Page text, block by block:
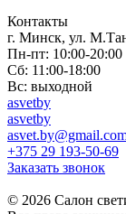
Контакты
г. Минск, ул.
Пн-пт: 10:00-20:00
Сб: 11:00-18:00
Вс: выходной
asvetby
asvetby
+375 29 193-50-69
Заказать звонок
© 2026 Салон